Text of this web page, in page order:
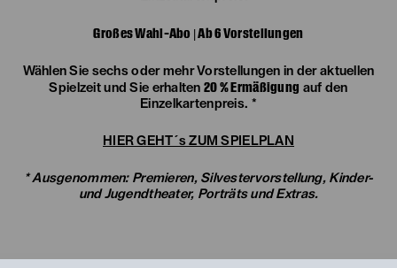
Großes Wahl-Abo | Ab 6 Vorstellungen
Wählen Sie sechs oder mehr Vorstellungen in der aktuellen
Spielzeit und Sie erhalten20 % Ermäßigung auf den
Einzelkartenpreis. *
HIER GEHT´s ZUM SPIELPLAN
* Ausgenommen: Premieren, Silvestervorstellung, Kinder-
und Jugendtheater, Porträts und Extras.